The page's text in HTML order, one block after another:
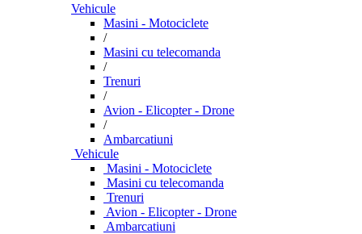
Vehicule
Masini - Motociclete
/
Masini cu telecomanda
/
Trenuri
/
Avion - Elicopter - Drone
/
Ambarcatiuni
Vehicule
Masini - Motociclete
Masini cu telecomanda
Trenuri
Avion - Elicopter - Drone
Ambarcatiuni